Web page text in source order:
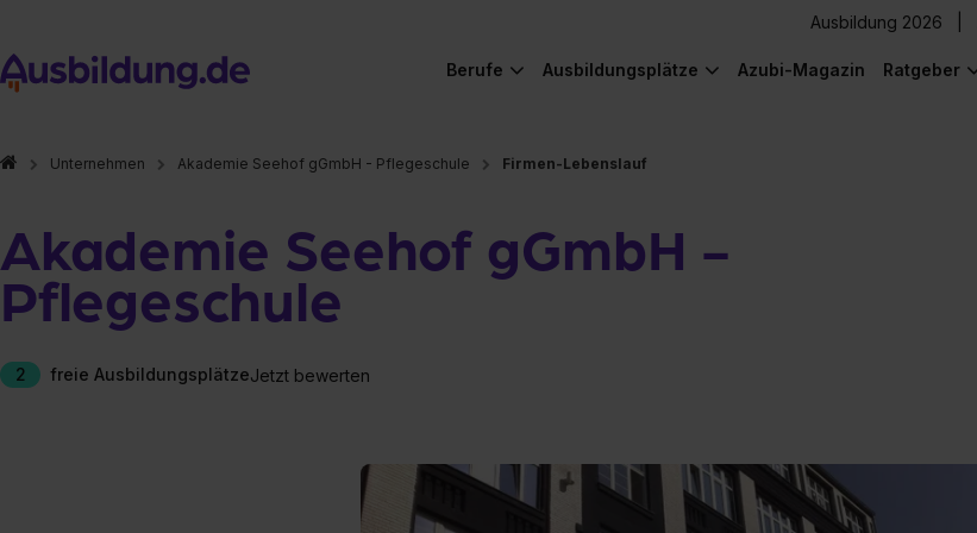
Ausbildung 2026
Berufe Ausbildungsplätze Azubi-Magazin Ratgeber
Unternehmen Akademie Seehof gGmbH - Pflegeschule Firmen-Lebenslauf
Akademie Seehof gGmbH -
Pflegeschule
2 freie AusbildungsplätzeJetzt bewerten